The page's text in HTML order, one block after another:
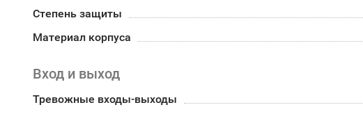
Степень защиты
Материал корпуса
Вход и выход
Тревожные входы-выходы